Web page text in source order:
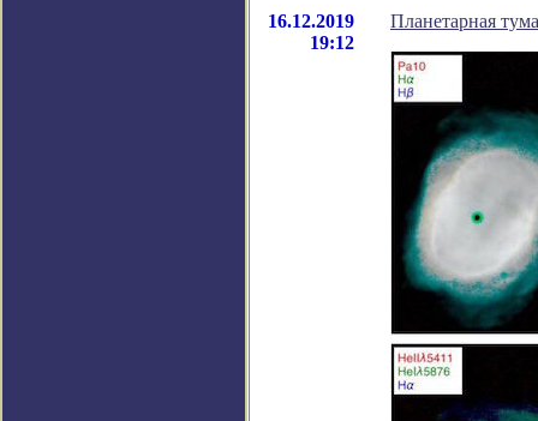
16.12.2019
19:12
Планетарная